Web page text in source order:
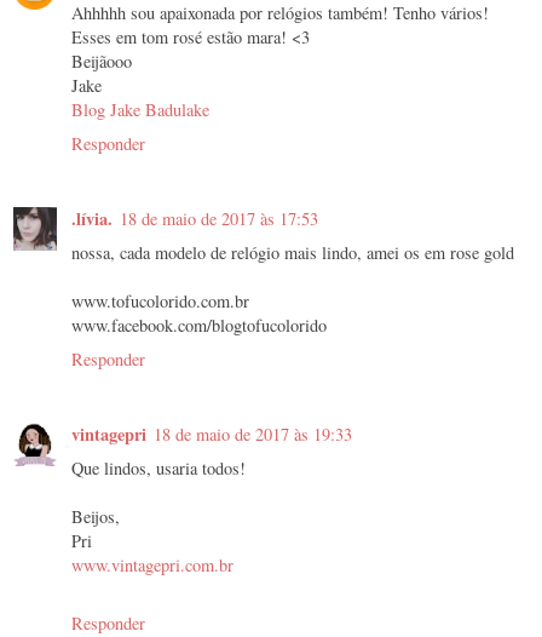
Ahhhhh sou apaixonada por relógios também! Tenho vários!
Esses em tom rosé estão mara! <3
Beijãooo
Jake
Blog Jake Badulake
Responder
.lívia. 18 de maio de 2017 às 17:53
nossa, cada modelo de relógio mais lindo, amei os em rose gold
www.tofucolorido.com.br
www.facebook.com/blogtofucolorido
Responder
vintagepri 18 de maio de 2017 às 19:33
Que lindos, usaria todos!
Beijos,
Pri
www.vintagepri.com.br
Responder